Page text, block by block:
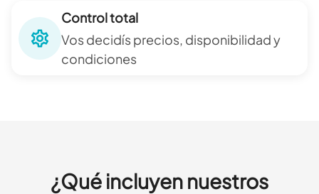
Control total
Vos decidís precios, disponibilidad y
condiciones
¿Qué incluyen nuestros